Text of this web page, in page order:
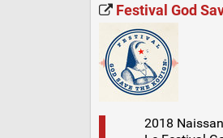
Festival God
2018